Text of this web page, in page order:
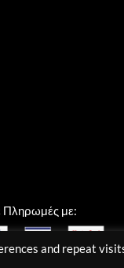
Πληρωμές με:
and repeat